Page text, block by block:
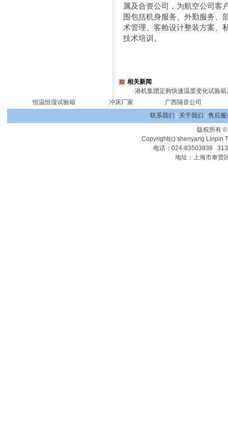
属及合资公司，为航空公司客
围包括机身服务、外勤服务、
术管理、客舱设计整装方案、
技术培训。
相关新闻
·港机集团定购快速温度变化试验
恒温恒湿试验箱
冲床厂家
广西隔音公司
联系我们
关于我们
售后服
版权所有
Copyright(c) shenyang Linpin
电话：024-83503936
地址：上海市奉贤